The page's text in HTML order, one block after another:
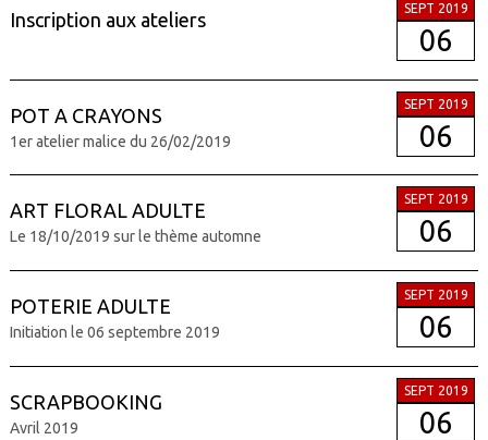
Inscription aux ateliers
SEPT 2019
06
POT A CRAYONS
1er atelier malice du 26/02/2019
SEPT 2019
06
ART FLORAL ADULTE
Le 18/10/2019 sur le thème automne
SEPT 2019
06
POTERIE ADULTE
Initiation le 06 septembre 2019
SEPT 2019
06
SCRAPBOOKING
Avril 2019
SEPT 2019
06